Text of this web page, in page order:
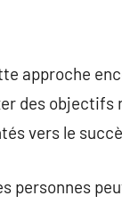
approche
des
vers le
personnes